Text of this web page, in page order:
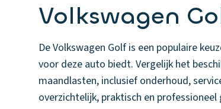
Volkswagen
De Volkswagen Golf is een populaire
voor deze auto biedt. Vergelijk het
maandlasten, inclusief onderhoud,
overzichtelijk, praktisch en professioneel